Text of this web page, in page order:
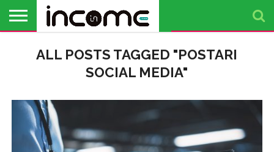
PROFIL DE
ANTREPRENOR
BUSINESS
ANALIZE
OPINII
FINANȚE
PERSONALE
TIMP
LIBER
ALL POSTS TAGGED "POSTARI
SOCIAL MEDIA"